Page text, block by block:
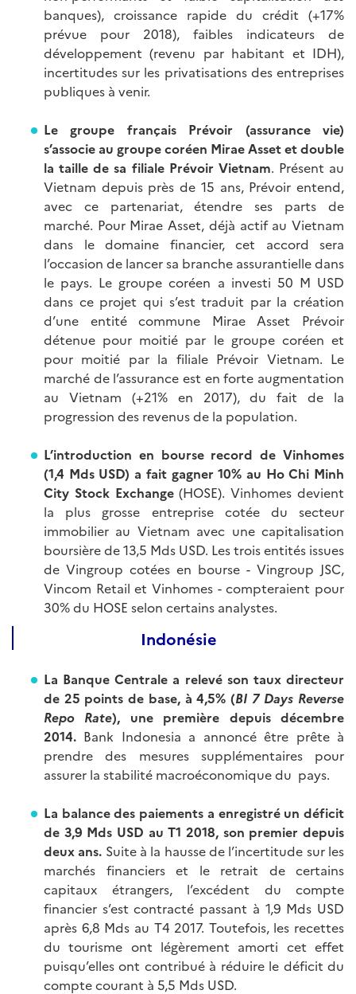
banques), croissance rapide du crédit (+17%
prévue pour 2018), faibles indicateurs de
développement (revenu par habitant et IDH),
incertitudes sur les privatisations des entreprises
publiques à venir.
Le groupe français Prévoir (assurance vie)
s’associe au groupe coréen Mirae Asset et double
la taille de sa filiale Prévoir Vietnam. Présent au
Vietnam depuis près de 15 ans, Prévoir entend,
avec ce partenariat, étendre ses parts de
marché. Pour Mirae Asset, déjà actif au Vietnam
dans le domaine financier, cet accord sera
l’occasion de lancer sa branche assurantielle dans
le pays. Le groupe coréen a investi 50 M USD
dans ce projet qui s’est traduit par la création
d’une entité commune Mirae Asset Prévoir
détenue pour moitié par le groupe coréen et
pour moitié par la filiale Prévoir Vietnam. Le
marché de l’assurance est en forte augmentation
au Vietnam (+21% en 2017), du fait de la
progression des revenus de la population.
L’introduction en bourse record de Vinhomes
(1,4 Mds USD) a fait gagner 10% au Ho Chi Minh
City Stock Exchange(HOSE). Vinhomes devient
la plus grosse entreprise cotée du secteur
immobilier au Vietnam avec une capitalisation
boursière de 13,5 Mds USD. Les trois entités issues
de Vingroup cotées en bourse - Vingroup JSC,
Vincom Retail et Vinhomes - compteraient pour
30% du HOSE selon certains analystes.
Indonésie
La Banque Centrale a relevé son taux directeur
de 25 points de base, à 4,5% (BI 7 Days Reverse
Repo Rate), une première depuis décembre
2014. Bank Indonesia a annoncé être prête à
prendre des mesures supplémentaires pour
assurer la stabilité macroéconomique du pays.
La balance des paiements a enregistré un déficit
de 3,9 Mds USD au T1 2018, son premier depuis
deux ans. Suite à la hausse de l’incertitude sur les
marchés financiers et le retrait de certains
capitaux étrangers, l’excédent du compte
financier s’est contracté passant à 1,9 Mds USD
après 6,8 Mds au T4 2017. Toutefois, les recettes
du tourisme ont légèrement amorti cet effet
puisqu’elles ont contribué à réduire le déficit du
compte courant à 5,5 Mds USD.